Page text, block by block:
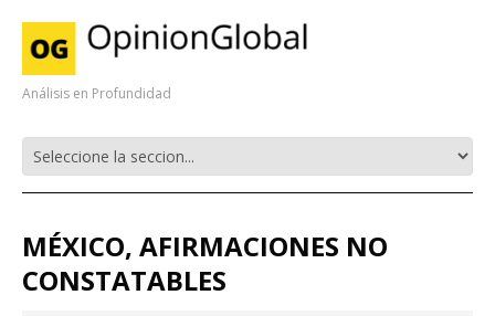
Análisis en Profundidad
MÉXICO, AFIRMACIONES NO
CONSTATABLES